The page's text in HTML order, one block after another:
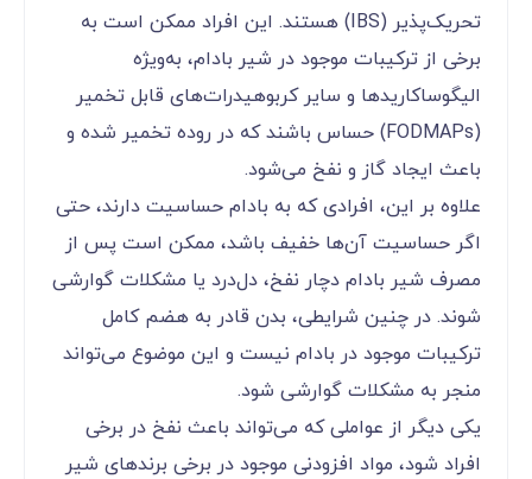
تحریک‌پذیر (IBS) هستند. این افراد ممکن است به
برخی از ترکیبات موجود در شیر بادام، به‌ویژه
الیگوساکاریدها و سایر کربوهیدرات‌های قابل تخمیر
(FODMAPs) حساس باشند که در روده تخمیر شده و
باعث ایجاد گاز و نفخ می‌شود.
علاوه بر این، افرادی که به بادام حساسیت دارند، حتی
اگر حساسیت آن‌ها خفیف باشد، ممکن است پس از
مصرف شیر بادام دچار نفخ، دل‌درد یا مشکلات گوارشی
شوند. در چنین شرایطی، بدن قادر به هضم کامل
ترکیبات موجود در بادام نیست و این موضوع می‌تواند
منجر به مشکلات گوارشی شود.
یکی دیگر از عواملی که می‌تواند باعث نفخ در برخی
افراد شود، مواد افزودنی موجود در برخی برندهای شیر